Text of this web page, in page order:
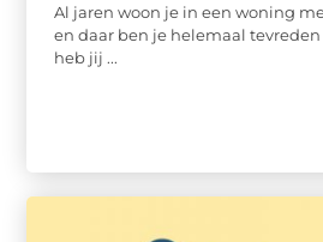
Al jaren woon je in een woning
en daar ben je helemaal
heb jij ...